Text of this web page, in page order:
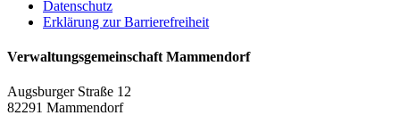
Datenschutz
Erklärung zur Barrierefreiheit
Verwaltungsgemeinschaft Mammendorf
Augsburger Straße 12
82291 Mammendorf